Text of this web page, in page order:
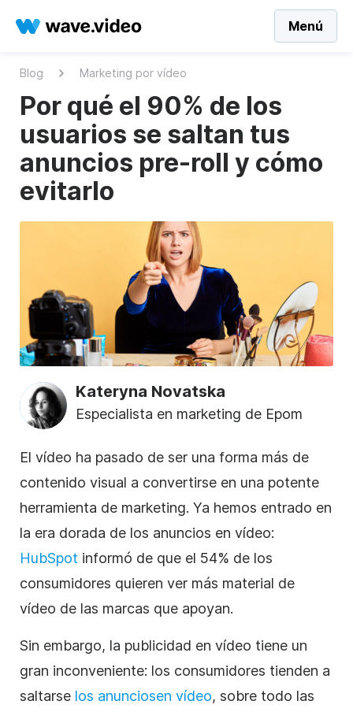
Menú
Blog Marketing por vídeo
Por qué el 90% de los
usuarios se saltan tus
anuncios pre-roll y cómo
evitarlo
Kateryna Novatska
Especialista en marketing de Epom
El vídeo ha pasado de ser una forma más de
contenido visual a convertirse en una potente
herramienta de marketing. Ya hemos entrado en
la era dorada de los anuncios en vídeo:
HubSpot informó de que el 54% de los
consumidores quieren ver más material de
vídeo de las marcas que apoyan.
Sin embargo, la publicidad en vídeo tiene un
gran inconveniente: los consumidores tienden a
saltarse los anunciosen vídeo, sobre todo las